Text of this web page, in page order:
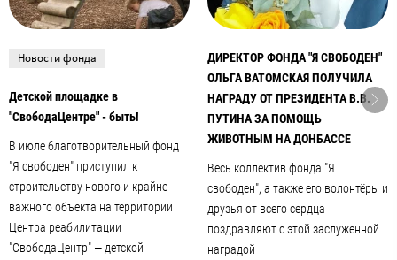
Новости фонда
Детской площадке в
"СвободаЦентре" - быть!
В июле благотворительный фонд
"Я свободен" приступил к
строительству нового и крайне
важного объекта на территории
Центра реабилитации
"СвободаЦентр" — детской
ДИРЕКТОР ФОНДА "Я СВОБОДЕН"
ОЛЬГА ВАТОМСКАЯ ПОЛУЧИЛА
НАГРАДУ ОТ ПРЕЗИДЕНТА В.В.
ПУТИНА ЗА ПОМОЩЬ
ЖИВОТНЫМ НА ДОНБАССЕ
Весь коллектив фонда "Я
свободен", а также его волонтёры и
друзья от всего сердца
поздравляют с этой заслуженной
наградой